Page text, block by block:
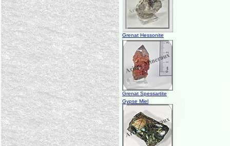
Grenat Hessonite
Grenat Spessartite
Gypse Miel